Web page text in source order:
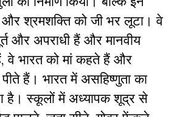
और श्रमशक्ति को जी भर लूटा। वे
और अपराधी हैं और मानवीय
वे भारत को मां कहते हैं और
हैं। भारत में असहिष्णुता का
है। स्कूलों में अध्यापक शूद्र से